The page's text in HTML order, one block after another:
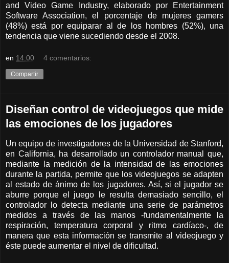
and Video Game Industry, elaborado por Entertainment
Software Association, el porcentaje de mujeres gamers
(48%) está por equiparar al de los hombres (52%), una
tendencia que viene sucediendo desde el 2008.
en 14:00 4 comentarios:
Compartir
Diseñan control de videojuegos que mide
las emociones de los jugadores
Un equipo de investigadores de la Universidad de Stanford,
en California, ha desarrollado un controlador manual que,
mediante la medición de la intensidad de las emociones
durante la partida, permite que los videojuegos se adapten
al estado de ánimo de los jugadores. Así, si el jugador se
aburre porque el juego le resulta demasiado sencillo, el
controlador lo detecta mediante una serie de parámetros
medidos a través de las manos -fundamentalmente la
respiración, temperatura corporal y ritmo cardíaco-, de
manera que esta información se transmite al videojuego y
éste puede aumentar el nivel de dificultad.